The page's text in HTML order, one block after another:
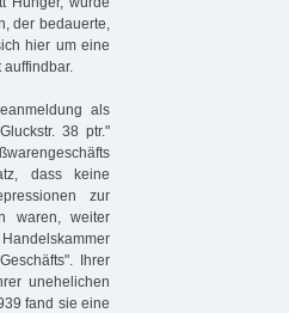
der bedauerte,
hier um eine
als
38 ptr."
dass keine
zur
waren, weiter
Ihrer
unehelichen
fand sie eine